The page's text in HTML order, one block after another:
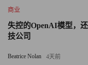
译者：刘进龙
商业
失控的OpenAI模型，
技公司
Beatrice Nolan 4天前